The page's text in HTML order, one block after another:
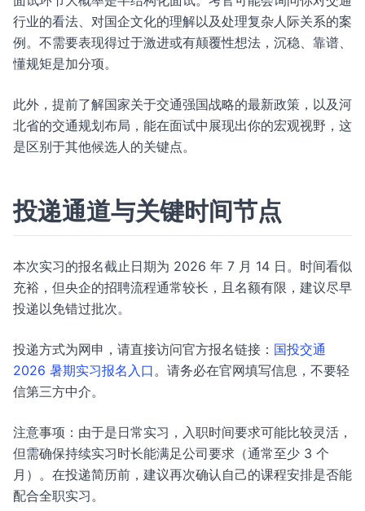
行业的看法、对国企文化的理解以及处理复杂人际关系的案
例。不需要表现得过于激进或有颠覆性想法，沉稳、靠谱、
懂规矩是加分项。
此外，提前了解国家关于交通强国战略的最新政策，以及河
北省的交通规划布局，能在面试中展现出你的宏观视野，这
是区别于其他候选人的关键点。
投递通道与关键时间节点
本次实习的报名截止日期为 2026 年 7 月 14 日。时间看似
充裕，但央企的招聘流程通常较长，且名额有限，建议尽早
投递以免错过批次。
投递方式为网申，请直接访问官方报名链接： 国投交通
2026 暑期实习报名入口。请务必在官网填写信息，不要轻
信第三方中介。
注意事项：由于是日常实习，入职时间要求可能比较灵活，
但需确保持续实习时长能满足公司要求（通常至少 3 个
月）。在投递简历前，建议再次确认自己的课程安排是否能
配合全职实习。